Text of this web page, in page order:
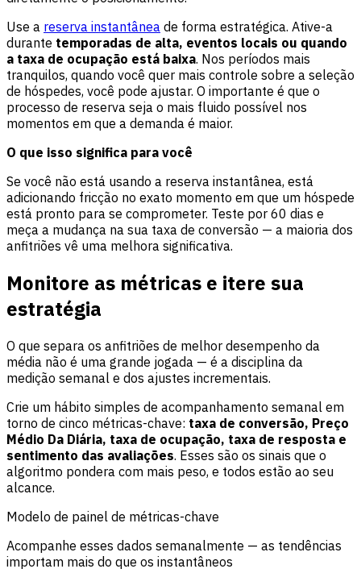
Use a reserva instantânea de forma estratégica. Ative-a
durante temporadas de alta, eventos locais ou quando
a taxa de ocupação está baixa. Nos períodos mais
tranquilos, quando você quer mais controle sobre a seleção
de hóspedes, você pode ajustar. O importante é que o
processo de reserva seja o mais fluido possível nos
momentos em que a demanda é maior.
O que isso significa para você
Se você não está usando a reserva instantânea, está
adicionando fricção no exato momento em que um hóspede
está pronto para se comprometer. Teste por 60 dias e
meça a mudança na sua taxa de conversão — a maioria dos
anfitriões vê uma melhora significativa.
Monitore as métricas e itere sua
estratégia
O que separa os anfitriões de melhor desempenho da
média não é uma grande jogada — é a disciplina da
medição semanal e dos ajustes incrementais.
Crie um hábito simples de acompanhamento semanal em
torno de cinco métricas-chave: taxa de conversão, Preço
Médio Da Diária, taxa de ocupação, taxa de resposta e
sentimento das avaliações. Esses são os sinais que o
algoritmo pondera com mais peso, e todos estão ao seu
alcance.
Modelo de painel de métricas-chave
Acompanhe esses dados semanalmente — as tendências
importam mais do que os instantâneos